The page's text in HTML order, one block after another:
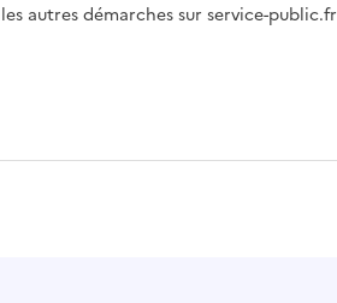
autres démarches sur service-public.fr